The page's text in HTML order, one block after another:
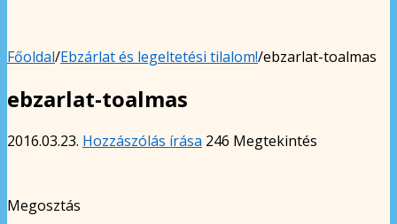
Főoldal/Ebzárlat és legeltetési tilalom!/ebzarlat-toalmas
ebzarlat-toalmas
2016.03.23. Hozzászólás írása 246 Megtekintés
Megosztás